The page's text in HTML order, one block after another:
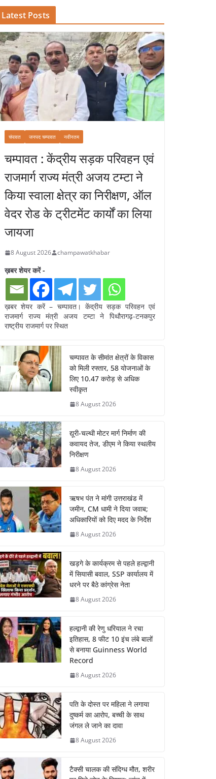
Latest Posts
चंपावत जनपद चम्पावत नवीनतम
चम्पावत : केंद्रीय सड़क परिवहन एवं
राजमार्ग राज्य मंत्री अजय टम्टा ने
किया स्वाला क्षेत्र का निरीक्षण, ऑल
वेदर रोड के ट्रीटमेंट कार्यों का लिया
जायजा
8 August 2026 champawatkhabar
ख़बर शेयर करें -
ख़बर शेयर करें – चम्पावत। केंद्रीय सड़क परिवहन एवं
राजमार्ग राज्य मंत्री अजय टम्टा ने पिथौरागढ़-टनकपुर
राष्ट्रीय राजमार्ग पर स्थित
चम्पावत के सीमांत क्षेत्रों के विकास
को मिली रफ्तार, 58 योजनाओं के
लिए 10.47 करोड़ से अधिक
स्वीकृत
8 August 2026
द्यूरी-चल्थी मोटर मार्ग निर्माण की
कवायद तेज, डीएम ने किया स्थलीय
निरीक्षण
8 August 2026
ऋषभ पंत ने मांगी उत्तराखंड में
जमीन, CM धामी ने दिया जवाब;
अधिकारियों को दिए मदद के निर्देश
8 August 2026
खड़गे के कार्यक्रम से पहले हल्द्वानी
में सियासी बवाल, SSP कार्यालय में
धरने पर बैठे कांग्रेस नेता
8 August 2026
हल्द्वानी की रेणु धरियाल ने रचा
इतिहास, 8 फीट 10 इंच लंबे बालों
से बनाया Guinness World
Record
8 August 2026
पति के दोस्त पर महिला ने लगाया
दुष्कर्म का आरोप, बच्ची के साथ
जंगल ले जाने का दावा
8 August 2026
टैक्सी चालक की संदिग्ध मौत, शरीर